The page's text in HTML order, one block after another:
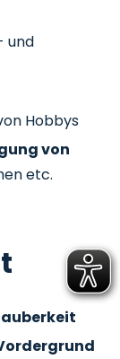
und
Hobbys
von
etc.